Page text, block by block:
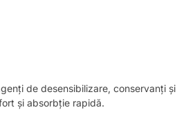
de desensibilizare, conservanți și
și absorbție rapidă.